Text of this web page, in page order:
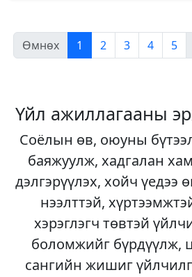
Өмнөх 1 2 3 4 5
Үйл ажиллагааны
Соёлын өв, оюуны
баяжуулж, хадгалан
дэлгэрүүлэх, хойч үедээ
нээлттэй,
хэрэглэгч төвтэй
боломжийг бүрдүүлж,
сангийн жишиг